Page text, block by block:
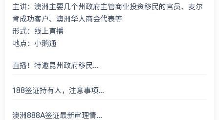
主讲：澳洲主要几个州政府主管商业投资移民的官员、麦尔
肯成功客户、澳洲华人商会代表等
形式：线上直播
地点：小鹅通
直播！特邀昆州政府移民...
188签证持有人，注意事项...
澳洲888A签证最新审理情...